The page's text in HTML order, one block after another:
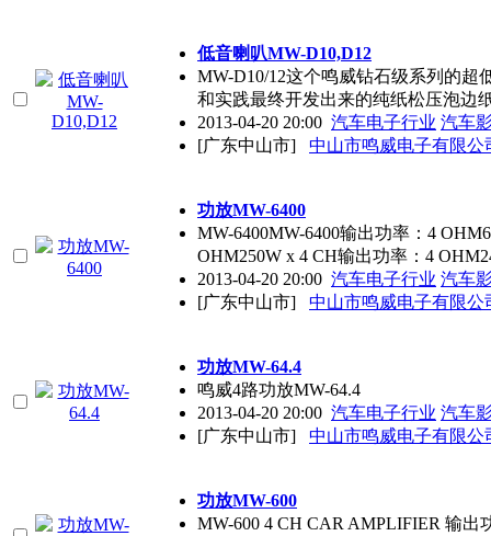
低音喇叭MW-D10,D12
MW-D10/12这个鸣威钻石级系列的
和实践最终开发出来的纯纸松压泡边
2013-04-20 20:00 汽车电子行业 汽车
[广东中山市]
中山市鸣威电子有限公
功放MW-6400
MW-6400MW-6400输出功率：4
OHM250W x 4 CH输出功率：4
2013-04-20 20:00 汽车电子行业 汽车
[广东中山市]
中山市鸣威电子有限公
功放MW-64.4
鸣威4路功放MW-64.4
2013-04-20 20:00 汽车电子行业 汽车
[广东中山市]
中山市鸣威电子有限公
功放MW-600
MW-600 4 CH CAR AMPLIFIER 输出